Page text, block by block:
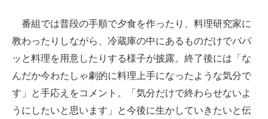
番組では普段の手順で夕食を作ったり、料理研究家に
教わったりしながら、冷蔵庫の中にあるものだけでパパ
ッと料理を用意したりする様子が披露。終了後には「な
んだか今わたしゃ劇的に料理上手になったような気分で
す」と手応えをコメント。「気分だけで終わらせないよ
うにしたいと思います」と今後に生かしていきたいと伝